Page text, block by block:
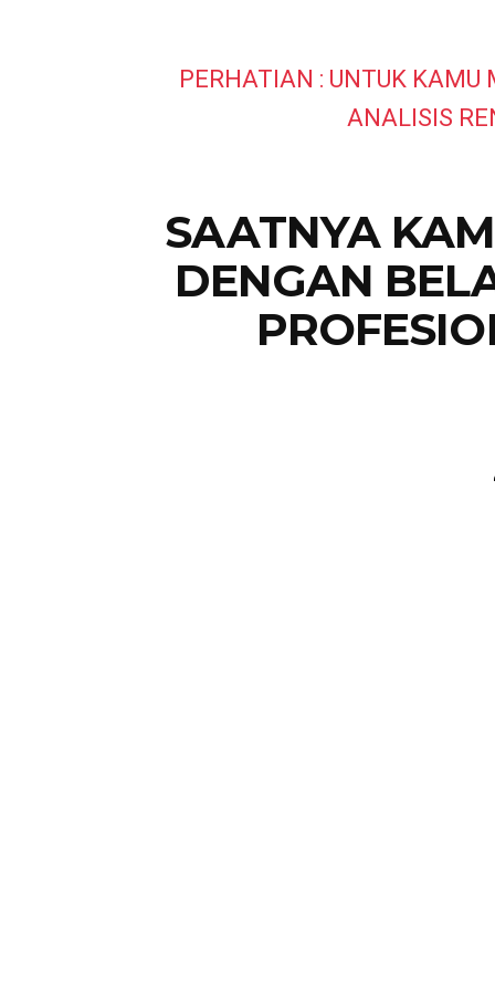
PERHATIAN : UNTUK KAMU
ANALISIS
SAATNYA
DENGAN